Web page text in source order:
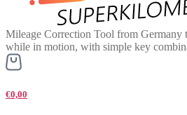
Mileage Correction Tool from Germany
while in motion, with simple key
€0,00